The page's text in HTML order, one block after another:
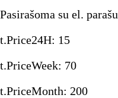
Pasirašoma su el. parašu
t.Price24H: 15
t.PriceWeek: 70
t.PriceMonth: 200